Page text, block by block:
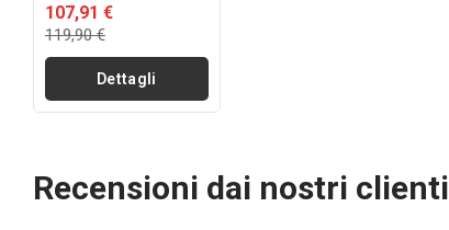
107,91 €
119,90 €
Dettagli
Recensioni dai nostri clienti